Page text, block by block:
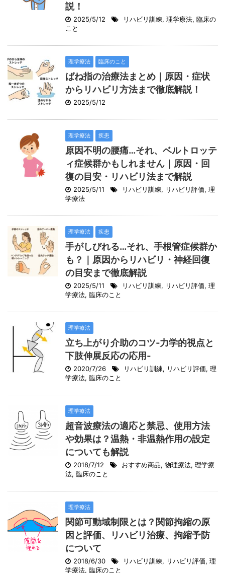
説！
2025/5/12 リハビリ訓練, 理学療法, 臨床の
こと
理学療法 臨床のこと
ばね指の治療法まとめ｜原因・症状
からリハビリ方法まで徹底解説！
2025/5/12
理学療法 疾患
原因不明の腰痛…それ、ベルトロッテ
ィ症候群かもしれません｜原因・回
復の目安・リハビリ法まで解説
2025/5/11 リハビリ訓練, リハビリ評価, 理
学療法
理学療法 疾患
手がしびれる…それ、手根管症候群か
も？｜原因からリハビリ・神経回復
の目安まで徹底解説
2025/5/11 リハビリ訓練, リハビリ評価, 理
学療法, 臨床のこと
理学療法
立ち上がり介助のコツ‐力学的視点と
下肢伸展反応の応用‐
2020/7/26 リハビリ訓練, リハビリ評価, 理
学療法, 臨床のこと
理学療法
超音波療法の適応と禁忌、使用方法
や効果は？温熱・非温熱作用の設定
についても解説
2018/7/12 おすすめ商品, 物理療法, 理学療
法, 臨床のこと
理学療法
関節可動域制限とは？関節拘縮の原
因と評価、リハビリ治療、拘縮予防
について
2018/6/30 リハビリ訓練, リハビリ評価, 理
学療法, 臨床のこと